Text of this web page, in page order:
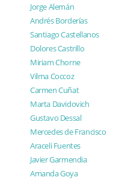
Jorge Alemán
Andrés Borderías
Santiago Castellanos
Dolores Castrillo
Miriam Chorne
Vilma Coccoz
Carmen Cuñat
Marta Davidovich
Gustavo Dessal
Mercedes de Francisco
Araceli Fuentes
Javier Garmendia
Amanda Goya